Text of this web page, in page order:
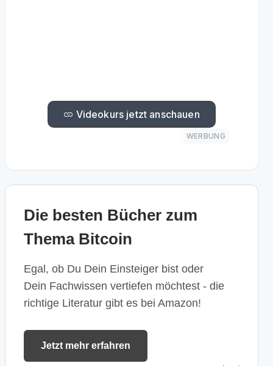
Videokurs jetzt anschauen
WERBUNG
Die besten Bücher zum
Thema Bitcoin
Egal, ob Du Dein Einsteiger bist oder
Dein Fachwissen vertiefen möchtest - die
richtige Literatur gibt es bei Amazon!
Jetzt mehr erfahren